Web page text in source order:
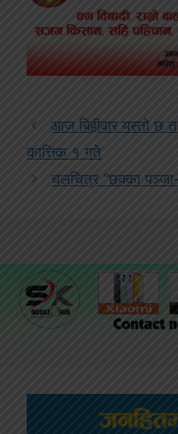
आज बिहीवार यस्तो छ
कात्तिक १ गते
चलचित्र “छक्का